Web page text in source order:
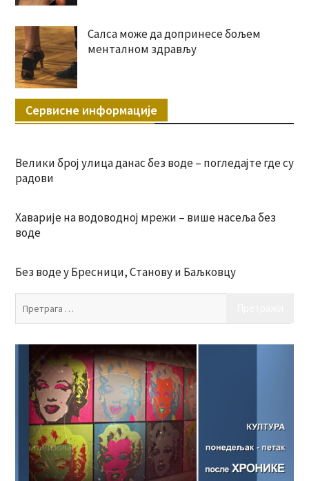
Салса може да допринесе бољем
менталном здрављу
Сервисне информације
Велики број улица данас без воде – погледајте где су
радови
Хаварије на водоводној мрежи – више насеља без
воде
Без воде у Бресници, Станову и Баљковцу